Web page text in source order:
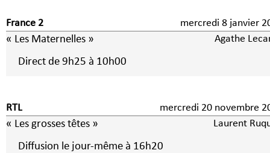
France 2 mercredi 8
« Les Maternelles » Agathe
Direct de 9h25 à 10h00
RTL mercredi 20 novembre
« Les grosses têtes » Laurent
Diffusion le jour-même à 16h20